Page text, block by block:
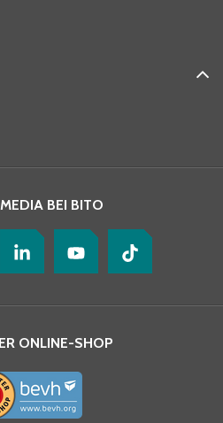
BEI BITO
ONLINE-SHOP